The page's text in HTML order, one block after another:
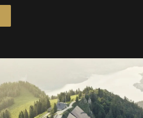
de baja y media